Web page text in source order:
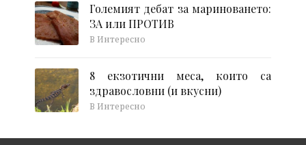
Големият дебат за мариноването:
ЗА или ПРОТИВ
В Интересно
8 екзотични меса, които са
здравословни (и вкусни)
В Интересно